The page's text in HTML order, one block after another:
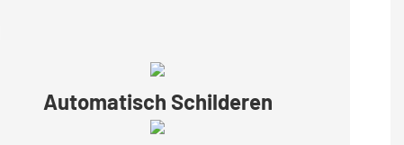
Automatisch Schilderen